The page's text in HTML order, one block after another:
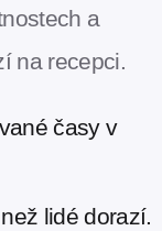
a
na recepci.
časy v
lidé dorazí.